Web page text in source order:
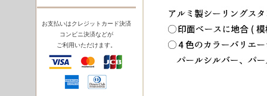
お支払いはクレジットカード決済
コンビニ決済などが
ご利用いただけます。